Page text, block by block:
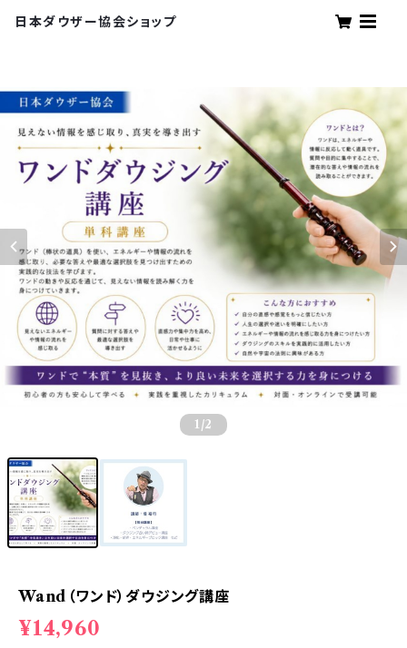
日本ダウザー協会ショップ
1 /2
Wand（ワンド）ダウジング講座
¥14,960